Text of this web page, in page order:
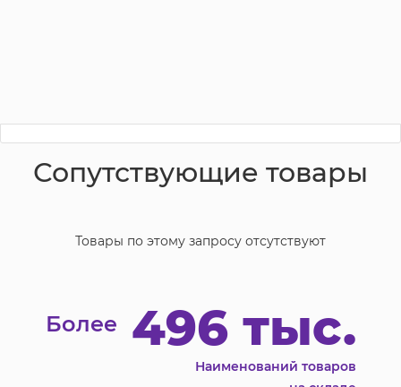
Сопутствующие товары
Товары по этому запросу отсутствуют
Более 496 тыс.
Наименований товаров